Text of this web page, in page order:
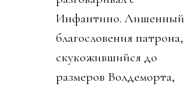
Инфантино. Лишенный
благословения патрона,
скукожившийся до
размеров Волдеморта,